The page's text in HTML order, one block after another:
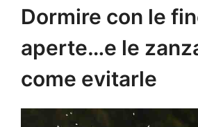
Dormire con le
aperte…e le
come evitarle